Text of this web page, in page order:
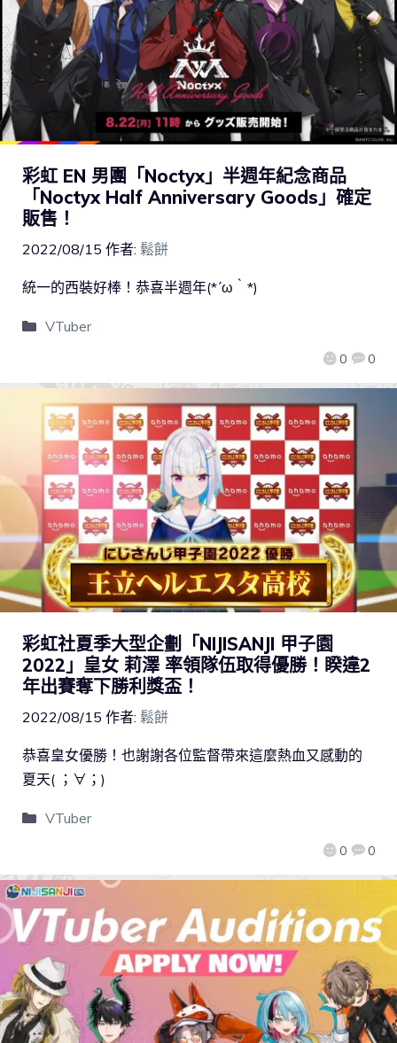
彩虹 EN 男團「Noctyx」半週年紀念商品
「Noctyx Half Anniversary Goods」確定
販售！
2022/08/15 作者: 鬆餅
0 0
統一的西裝好棒！恭喜半週年(*´ω｀*)
VTuber
彩虹社夏季大型企劃「NIJISANJI 甲子園
2022」皇女 莉澤 率領隊伍取得優勝！睽違2
年出賽奪下勝利獎盃！
2022/08/15 作者: 鬆餅
0 0
恭喜皇女優勝！也謝謝各位監督帶來這麼熱血又感動的
夏天( ；∀；)
VTuber